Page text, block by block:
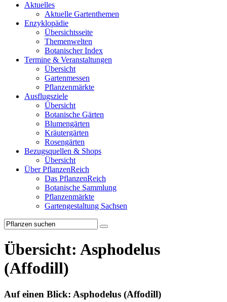
Aktuelles
Aktuelle Gartenthemen
Enzyklopädie
Übersichtsseite
Themenwelten
Botanischer Index
Termine & Veranstaltungen
Übersicht
Gartenmessen
Pflanzenmärkte
Ausflugsziele
Übersicht
Botanische Gärten
Blumengärten
Kräutergärten
Rosengärten
Bezugsquellen & Shops
Übersicht
Über PflanzenReich
Das PflanzenReich
Botanische Sammlung
Pflanzenmärkte
Gartengestaltung Sachsen
Übersicht: Asphodelus
(Affodill)
Auf einen Blick: Asphodelus (Affodill)